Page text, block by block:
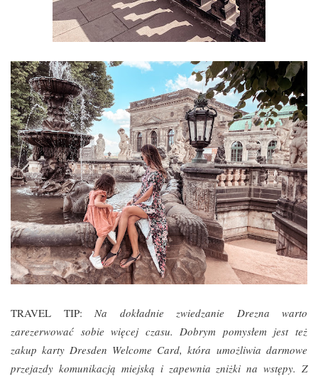
TRAVEL TIP: Na dokładnie zwiedzanie Drezna warto
zarezerwować sobie więcej czasu. Dobrym pomysłem jest też
zakup karty Dresden Welcome Card, która umożliwia darmowe
przejazdy komunikacją miejską i zapewnia zniżki na wstępy. Z